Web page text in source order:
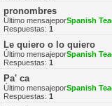
pronombres
Último mensajeporSpanish
Respuestas: 1
Le quiero o lo quiero
Último mensajeporSpanish
Respuestas: 1
Pa' ca
Último mensajeporSpanish
Respuestas: 1